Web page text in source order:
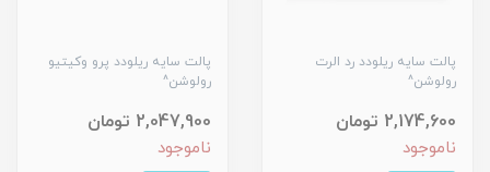
پالت سایه ریلودد رد الرت
رولوشن^
2,174,600 تومان
ناموجود
پالت سایه ریلودد پرو وکیتیو
رولوشن^
2,047,900 تومان
ناموجود